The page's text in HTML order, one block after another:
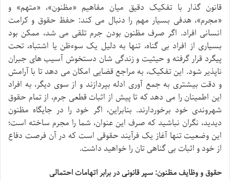
قانون گذار با تفکیک دقیق میان مفاهیم «مظنون»، «متهم» و
«مجرم»، هدفی بسیار مهم را دنبال می کند: حفظ حقوق و کرامت
انسانی افراد. اگر صرف مظنون بودن جرم تلقی می شد، ممکن بود
بسیاری از افراد بی گناه، تنها به دلیل یک سوءظن یا اشتباه، تحت
پیگرد قرار گرفته و حیثیت و زندگی شان دستخوش آسیب های جبران
ناپذیر شود. این تفکیک، به مراجع قضایی امکان می دهد تا با آرامش
و دقت بیشتری به جمع آوری ادله بپردازند و از سوی دیگر، به افراد
این اطمینان را می دهد که تا پیش از اثبات قطعی جرم، از تمام حقوق
شهروندی خود برخوردارند. بنابراین، اگر خود را در جایگاه مظنون
دیدید، نگران نباشید که صرف این عنوان، شما را مجرم ساخته است؛
این وضعیت تنها آغاز یک فرآیند حقوقی است که در آن فرصت دفاع
از خود و اثبات بی گناهی تان را خواهید داشت.
حقوق و وظایف مظنون: سپر قانونی در برابر اتهامات احتمالی